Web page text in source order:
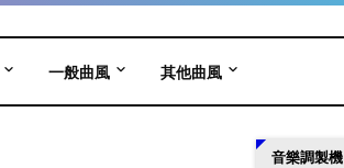
一般曲風 其他曲風
音樂調製機